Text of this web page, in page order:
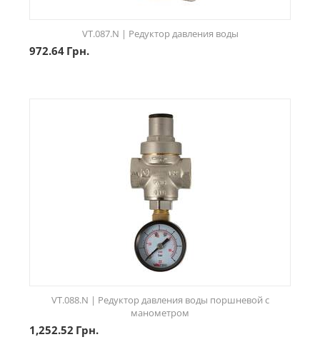
VT.087.N | Редуктор давления воды
972.64 Грн.
VT.088.N | Редуктор давления воды поршневой с
манометром
1,252.52 Грн.